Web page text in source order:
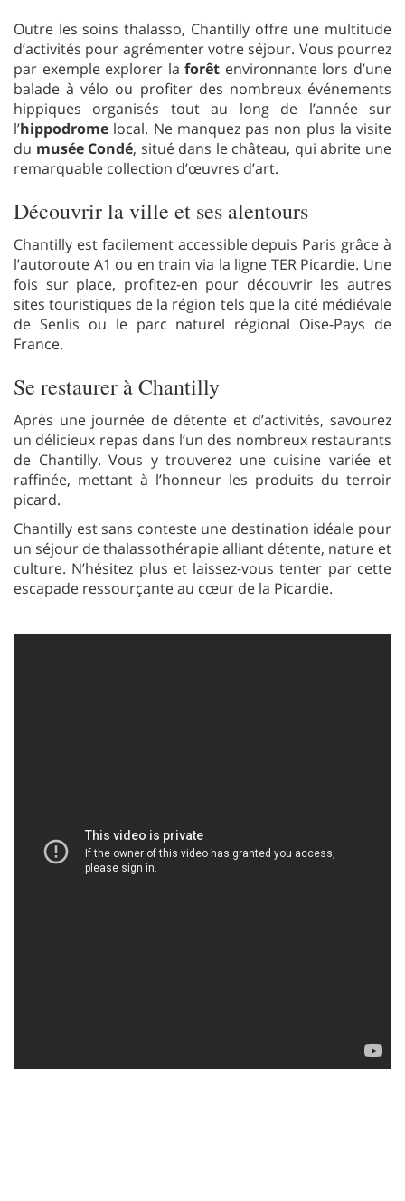
Outre les soins thalasso, Chantilly offre une multitude
d’activités pour agrémenter votre séjour. Vous pourrez
par exemple explorer laforêt environnante lors d’une
balade à vélo ou profiter des nombreux événements
hippiques organisés tout au long de l’année sur
l’hippodrome local. Ne manquez pas non plus la visite
du musée Condé, situé dans le château, qui abrite une
remarquable collection d’œuvres d’art.
Découvrir la ville et ses alentours
Chantilly est facilement accessible depuis Paris grâce à
l’autoroute A1 ou en train via la ligne TER Picardie. Une
fois sur place, profitez-en pour découvrir les autres
sites touristiques de la région tels que la cité médiévale
de Senlis ou le parc naturel régional Oise-Pays de
France.
Se restaurer à Chantilly
Après une journée de détente et d’activités, savourez
un délicieux repas dans l’un des nombreux restaurants
de Chantilly. Vous y trouverez une cuisine variée et
raffinée, mettant à l’honneur les produits du terroir
picard.
Chantilly est sans conteste une destination idéale pour
un séjour de thalassothérapie alliant détente, nature et
culture. N’hésitez plus et laissez-vous tenter par cette
escapade ressourçante au cœur de la Picardie.